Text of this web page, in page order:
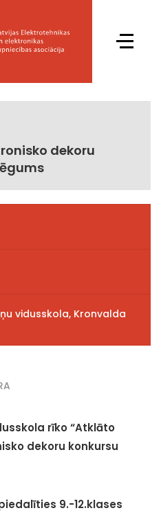
dekoru
vidusskola, Kronvalda
rīko “Atklāto
dekoru konkursu
9.-12.klases